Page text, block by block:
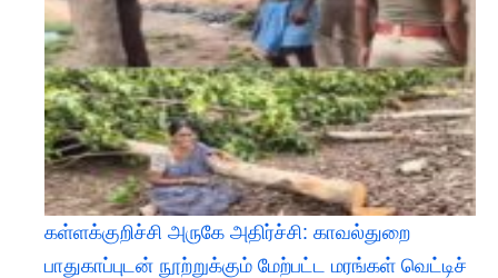
கள்ளக்குறிச்சி அருகே அதிர்ச்சி: காவல்துறை
பாதுகாப்புடன் நூற்றுக்கும் மேற்பட்ட மரங்கள் வெட்டிச்